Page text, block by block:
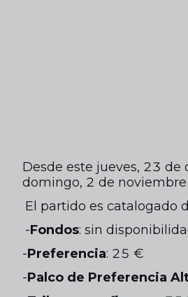
Desde este jueves, 23
domingo, 2 de noviembre
El partido es catalogado
-Fondos: sin
-Preferencia: 25 €
-Palco de Preferencia